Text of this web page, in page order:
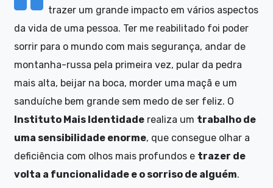
trazer um grande impacto em vários aspectos
da vida de uma pessoa. Ter me reabilitado foi poder
sorrir para o mundo com mais segurança, andar de
montanha-russa pela primeira vez, pular da pedra
mais alta, beijar na boca, morder uma maçã e um
sanduíche bem grande sem medo de ser feliz. O
Instituto Mais Identidade realiza um trabalho de
uma sensibilidade enorme, que consegue olhar a
deficiência com olhos mais profundos e trazer de
volta a funcionalidade e o sorriso de alguém.